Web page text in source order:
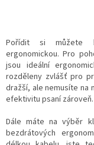
Pořídit si můžete
ergonomickou. Pro
jsou ideální
rozděleny zvlášť pro
dražší, ale nemusíte na
efektivitu psaní zároveň.
Dále máte na výběr
bezdrátových